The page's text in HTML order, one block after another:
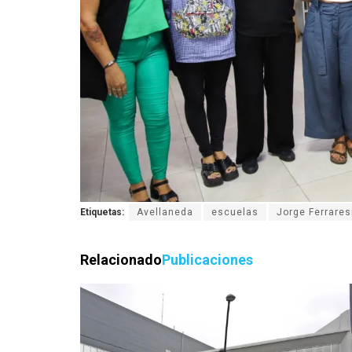
Etiquetas: Avellaneda escuelas Jorge
RelacionadoPublicaciones